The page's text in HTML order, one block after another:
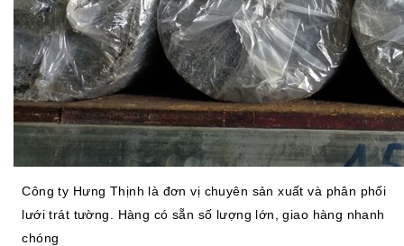
Công ty Hưng Thịnh là đơn vị chuyên sản xuất và phân phối
lưới trát tường. Hàng có sẵn số lượng lớn, giao hàng nhanh
chóng